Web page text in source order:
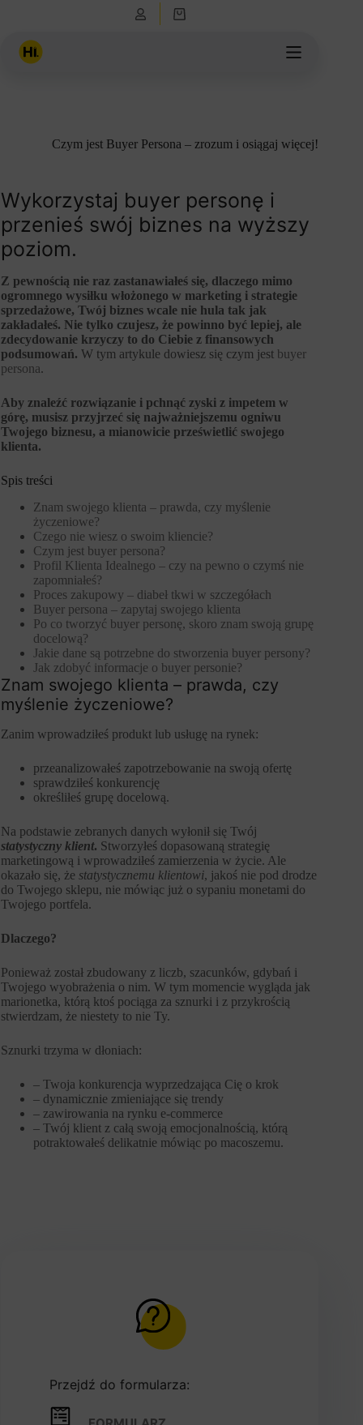
Koszyk
Czym jest Buyer Persona – zrozum i osiągaj więcej!
Wykorzystaj buyer personę i
przenieś swój biznes na wyższy
poziom.
Z pewnością nie raz zastanawiałeś się, dlaczego mimo
ogromnego wysiłku włożonego w marketing i strategie
sprzedażowe, Twój biznes wcale nie hula tak jak
zakładałeś. Nie tylko czujesz, że powinno być lepiej, ale
zdecydowanie krzyczy to do Ciebie z finansowych
podsumowań. W tym artykule dowiesz się czym jest buyer
persona.
Aby znaleźć rozwiązanie i pchnąć zyski z impetem w
górę, musisz przyjrzeć się najważniejszemu ogniwu
Twojego biznesu, a mianowicie prześwietlić swojego
klienta.
Spis treści
Znam swojego klienta – prawda, czy myślenie
życzeniowe?
Czego nie wiesz o swoim kliencie?
Czym jest buyer persona?
Profil Klienta Idealnego – czy na pewno o czymś nie
zapomniałeś?
Proces zakupowy – diabeł tkwi w szczegółach
Buyer persona – zapytaj swojego klienta
Po co tworzyć buyer personę, skoro znam swoją grupę
docelową?
Jakie dane są potrzebne do stworzenia buyer persony?
Jak zdobyć informacje o buyer personie?
Znam swojego klienta – prawda, czy
myślenie życzeniowe?
Zanim wprowadziłeś produkt lub usługę na rynek:
przeanalizowałeś zapotrzebowanie na swoją ofertę
sprawdziłeś konkurencję
określiłeś grupę docelową.
Na podstawie zebranych danych wyłonił się Twój
statystyczny klient. Stworzyłeś dopasowaną strategię
marketingową i wprowadziłeś zamierzenia w życie. Ale
okazało się, że statystycznemu klientowi, jakoś nie pod drodze
do Twojego sklepu, nie mówiąc już o sypaniu monetami do
Twojego portfela.
Dlaczego?
Ponieważ został zbudowany z liczb, szacunków, gdybań i
Twojego wyobrażenia o nim. W tym momencie wygląda jak
marionetka, którą ktoś pociąga za sznurki i z przykrością
stwierdzam, że niestety to nie Ty.
Sznurki trzyma w dłoniach:
– Twoja konkurencja wyprzedzająca Cię o krok
– dynamicznie zmieniające się trendy
– zawirowania na rynku e-commerce
– Twój klient z całą swoją emocjonalnością, którą
potraktowałeś delikatnie mówiąc po macoszemu.
Przejdź do formularza: